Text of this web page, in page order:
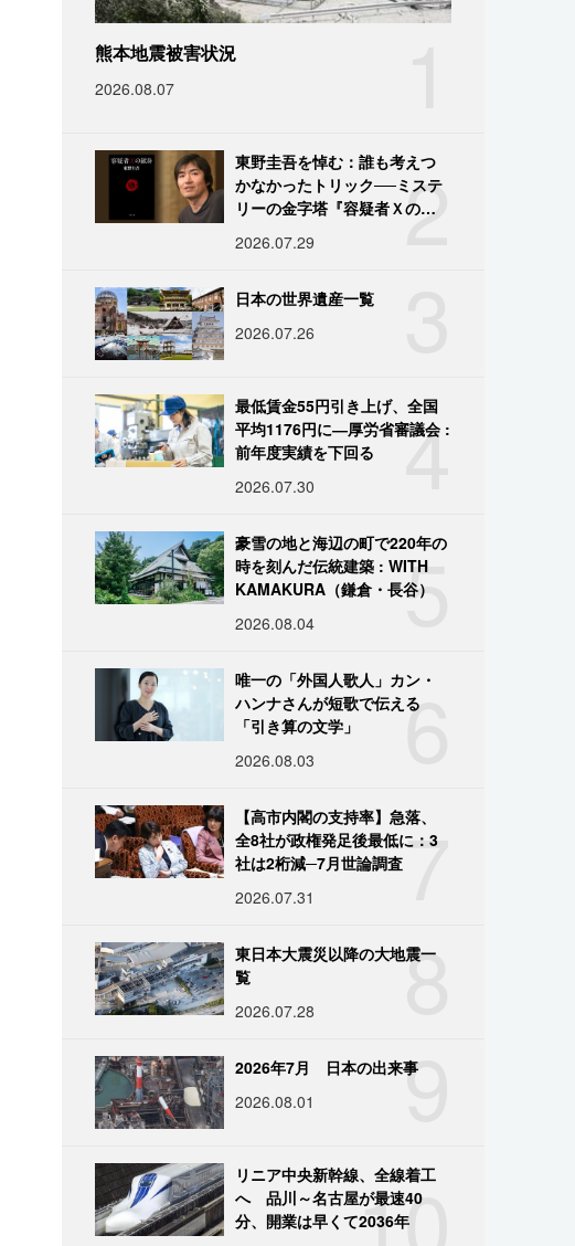
熊本地震被害状況
2026.08.07
2
東野圭吾を悼む：誰も考えつ
かなかったトリック──ミステ
リーの金字塔『容疑者Ｘの献
2026.07.29
日本の世界遺産一覧
2026.07.26
4
最低賃金55円引き上げ、全国
平均1176円に―厚労省審議会 :
前年度実績を下回る
2026.07.30
5
豪雪の地と海辺の町で220年の
時を刻んだ伝統建築 : WITH
KAMAKURA（鎌倉・長谷）
2026.08.04
6
唯一の「外国人歌人」カン・
ハンナさんが短歌で伝える
「引き算の文学」
2026.08.03
7
【高市内閣の支持率】急落、
全8社が政権発足後最低に：3
社は2桁減─7月世論調査
2026.07.31
8
東日本大震災以降の大地震一
覧
2026.07.28
9
2026年7月 日本の出来事
2026.08.01
10
リニア中央新幹線、全線着工
へ 品川～名古屋が最速40
分、開業は早くて2036年